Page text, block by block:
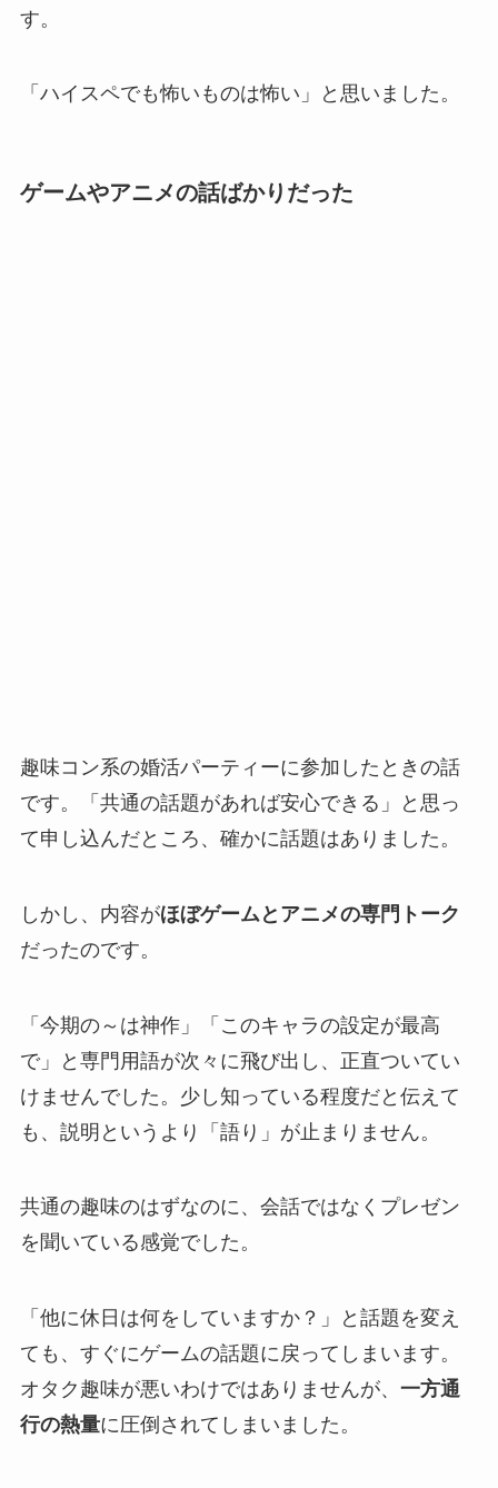
す。
「ハイスペでも怖いものは怖い」と思いました。
ゲームやアニメの話ばかりだった
趣味コン系の婚活パーティーに参加したときの話
です。「共通の話題があれば安心できる」と思っ
て申し込んだところ、確かに話題はありました。
しかし、内容がほぼゲームとアニメの専門トーク
だったのです。
「今期の～は神作」「このキャラの設定が最高
で」と専門用語が次々に飛び出し、正直ついてい
けませんでした。少し知っている程度だと伝えて
も、説明というより「語り」が止まりません。
共通の趣味のはずなのに、会話ではなくプレゼン
を聞いている感覚でした。
「他に休日は何をしていますか？」と話題を変え
ても、すぐにゲームの話題に戻ってしまいます。
オタク趣味が悪いわけではありませんが、 一方通
行の熱量に圧倒されてしまいました。